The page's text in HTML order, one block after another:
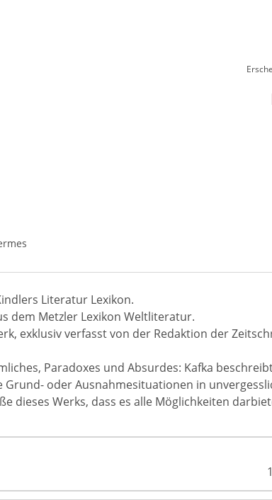
Literatur Lexikon.
dem Metzler Lexikon Weltliteratur.
exklusiv verfasst von der Redaktion der
Paradoxes und Absurdes: Kafka
oder Ausnahmesituationen in
dieses Werks, dass es alle Möglichkeiten